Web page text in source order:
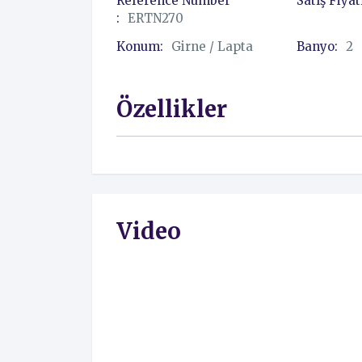
: ERTN270
Konum: Girne / Lapta Banyo: 2
Özellikler
Video